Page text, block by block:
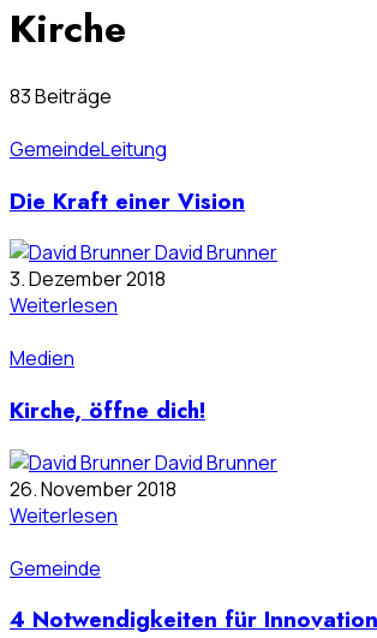
Kirche
83 Beiträge
GemeindeLeitung
Die Kraft einer Vision
David Brunner
3. Dezember 2018
Weiterlesen
Medien
Kirche, öffne dich!
David Brunner
26. November 2018
Weiterlesen
Gemeinde
4 Notwendigkeiten für Innovation